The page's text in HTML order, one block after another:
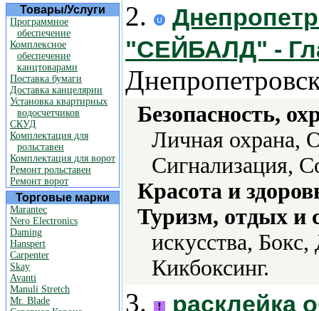
Товары/Услуги
Программное
обеспечение
Комплексное
обеспечение
канцтоварами
Поставка бумаги
Доставка канцелярии
Установка квартирных
водосчетчиков
СКУД
Комплектация для
рольставен
Комплектация для ворот
Ремонт рольставен
Ремонт ворот
Торговые марки
Marantec
Nero Electronics
Daming
Hanspert
Carpenter
Skay
Avanti
Manuli Stretch
Mr. Blade
2.
"СЕЙБАЛД" -
Безопасность,
Личная охрана,
Сигнализация,
Красота и
Туризм, отдых и
искусства,
Кикбоксинг.
3.
расклейка